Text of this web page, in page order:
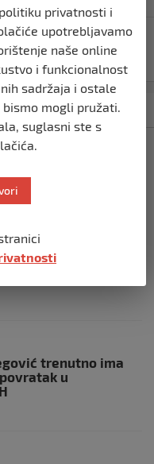
FUP-a zbog
trgovine narkoticima
Najčitanije
oko ukidanja
trenutno ima
u
privatnosti i
upotrebljavamo
naše online
i funkcionalnost
sadržaja i ostale
mogli pružati.
suglasni ste s